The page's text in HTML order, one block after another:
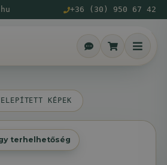
+36 (30) 950 67 42
KÉPEK
terhelhetőség